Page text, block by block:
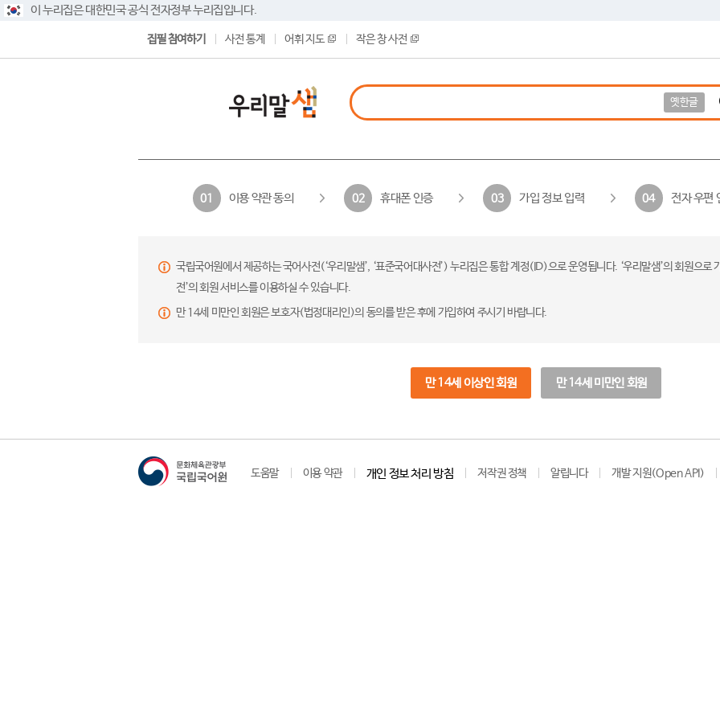
이 누리집은 대한민국 공식 전자정부 누리집입니다.
집필 참여하기 사전 통계 어휘 지도 작은 창 사전
옛한글
01 이용 약관 동의 02 휴대폰 인증 03 가입 정보 입력 04 전자 우편
국립국어원에서 제공하는 국어사전(‘우리말샘’, ‘표준국어대사전’) 누리집은 통합 계정(ID)으로 운영됩니다. ‘우리말샘’의 회원으
전’의 회원 서비스를 이용하실 수 있습니다.
만 14세 미만인 회원은 보호자(법정대리인)의 동의를 받은 후에 가입하여 주시기 바랍니다.
만 14세 이상인 회원 만 14세 미만인 회원
도움말 이용 약관 개인 정보 처리 방침 저작권 정책 알립니다 개발 지원(Open API)